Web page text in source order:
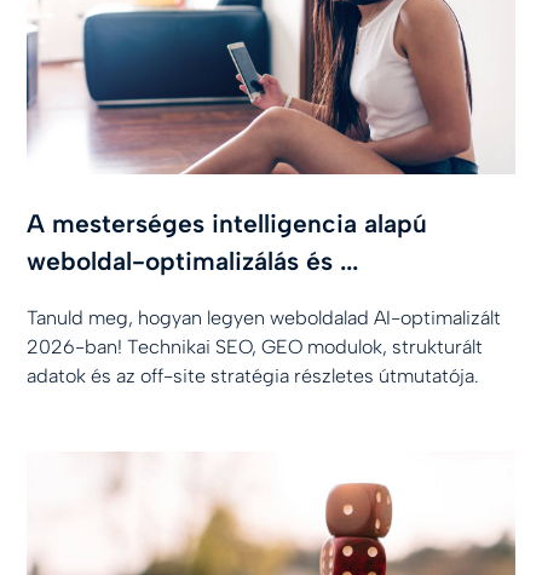
A mesterséges intelligencia alapú
weboldal-optimalizálás és ...
Tanuld meg, hogyan legyen weboldalad AI-optimalizált
2026-ban! Technikai SEO, GEO modulok, strukturált
adatok és az off-site stratégia részletes útmutatója.